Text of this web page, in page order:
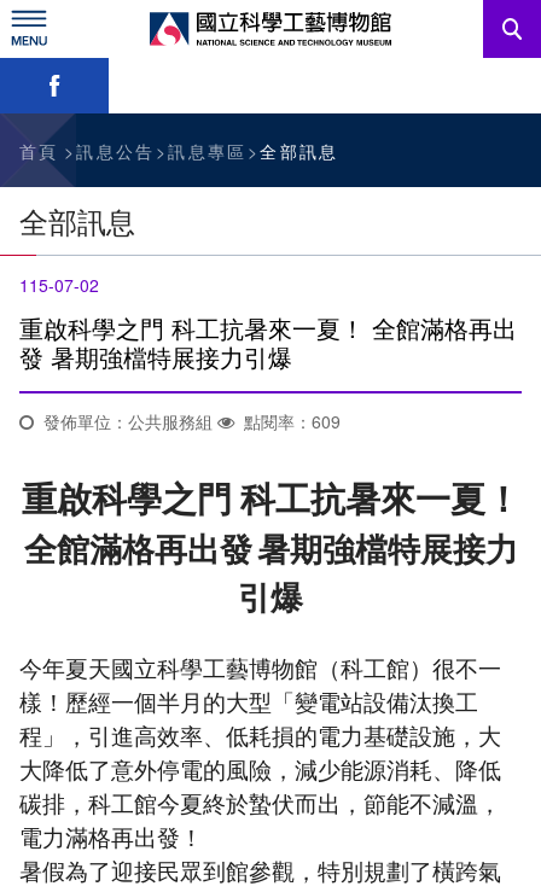
跳
到
主
要
訊息公告
參觀資訊
教育資源
網站服務
關於我們
English
略過字型切換，社群分享工具列
首頁 訊息公告 訊息專區 全部訊息
全部訊息
115-07-02
重啟科學之門 科工抗暑來一夏！ 全館滿格再出
發 暑期強檔特展接力引爆
發佈單位：公共服務組 點閱率：609
重啟科學之門 科工抗暑來一夏！
全館滿格再出發暑期強檔特展接力
引爆
今年夏天國立科學工藝博物館（科工館）很不一
樣！歷經一個半月的大型「變電站設備汰換工
程」，引進高效率、低耗損的電力基礎設施，大
大降低了意外停電的風險，減少能源消耗、降低
碳排，科工館今夏終於蟄伏而出，節能不減溫，
電力滿格再出發！
暑假為了迎接民眾到館參觀，特別規劃了橫跨氣